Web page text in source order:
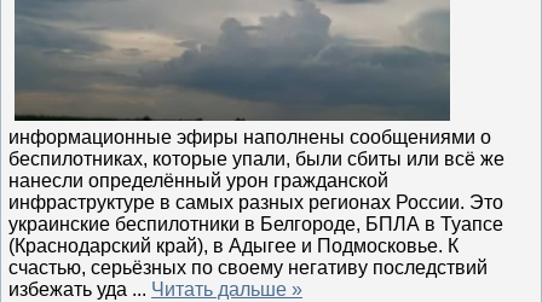
информационные эфиры наполнены сообщениями о
беспилотниках, которые упали, были сбиты или всё же
нанесли определённый урон гражданской
инфраструктуре в самых разных регионах России. Это
украинские беспилотники в Белгороде, БПЛА в Туапсе
(Краснодарский край), в Адыгее и Подмосковье. К
счастью, серьёзных по своему негативу последствий
избежать уда ... Читать дальше »